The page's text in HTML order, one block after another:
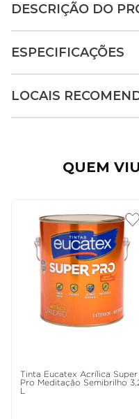
DESCRIÇÃO DO
ESPECIFICAÇÕES
LOCAIS
QUEM
Tinta Eucatex Acrílica Super
Pro Meditação Semibrilho